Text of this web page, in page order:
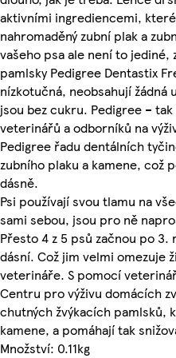
aktivními ingrediencemi,
nahromaděný zubní plak a
vašeho psa ale není to
pamlsky Pedigree Dentastix
nízkotučná, neobsahují žádná
jsou bez cukru. Pedigree –
veterinářů a odborníků na
Pedigree řadu dentálních
zubního plaku a kamene, což
dásně.
Psi používají svou tlamu na
sami sebou, jsou pro ně
Přesto 4 z 5 psů začnou po
dásní. Což jim velmi omezuje
veterináře. S pomocí
Centru pro výživu domácích
chutných žvýkacích pamlsků,
kamene, a pomáhají tak
Množství: 0.11kg